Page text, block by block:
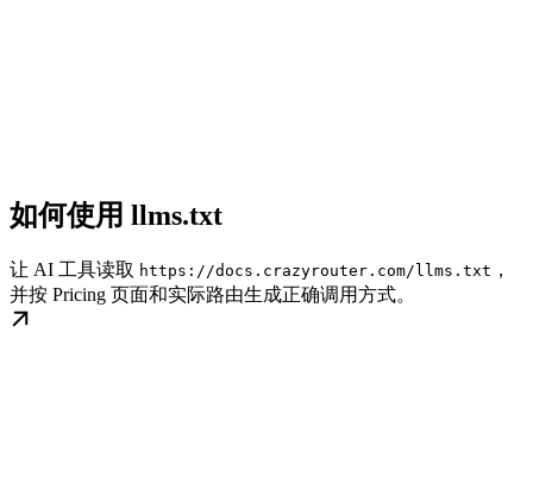
如何使用 llms.txt
让 AI 工具读取 https://docs.crazyrouter.com/llms.txt ，
并按 Pricing 页面和实际路由生成正确调用方式。